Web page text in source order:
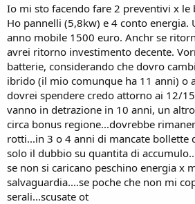
Io mi sto facendo fare 2 preventivi x le
Ho pannelli (5,8kw) e 4 conto energia.
anno mobile 1500 euro. Anchr se
avrei ritorno investimento decente.
batterie, considerando che dovro
ibrido (il mio comunque ha 11 anni) o
dovrei spendere credo attorno ai 12/
vanno in detrazione in 10 anni, un
circa bonus regione...dovrebbe
rotti...in 3 o 4 anni di mancate bollette
solo il dubbio su quantita di
se non si caricano peschino energia x
salvaguardia....se poche che non mi
serali...scusate ot